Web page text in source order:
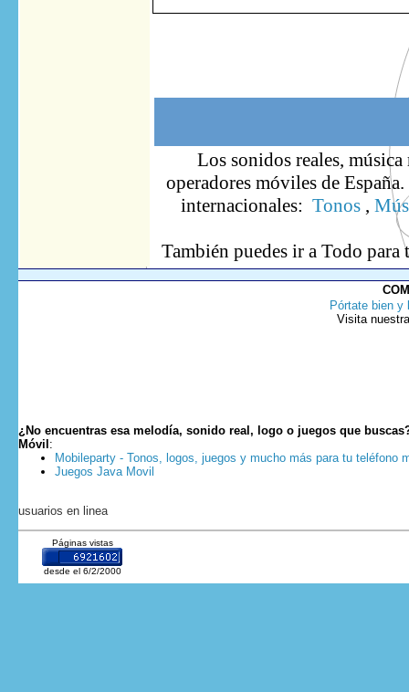
Los sonidos reales,
operadores móviles de
internacionales: Tonos,
También puedes ir a Todo para
Pórtate bien y
Visita
¿No encuentras esa melodía, sonido real, logo o juegos que
Móvil :
Mobileparty - Tonos, logos, juegos y mucho más para tu teléfono
Juegos Java Movil
usuarios en linea
Páginas vistas
desde el 6/2/2000